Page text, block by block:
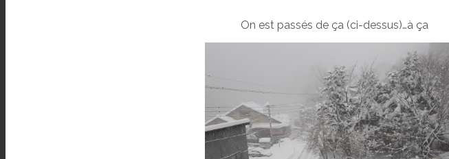
On est passés de ça (ci-dessus)…à ça